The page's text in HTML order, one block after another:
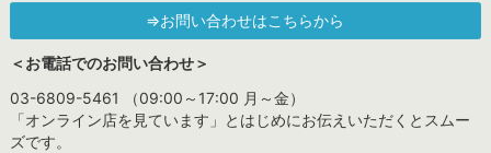
⇒お問い合わせはこちらから
＜お電話でのお問い合わせ＞
03-6809-5461 （09:00～17:00 月～金）
「オンライン店を見ています」とはじめにお伝えいただくとスムー
ズです。